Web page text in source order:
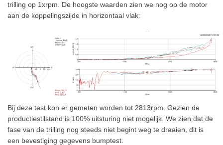
trilling op 1xrpm. De hoogste waarden zien we nog op de motor
aan de koppelingszijde in horizontaal vlak:
Bij deze test kon er gemeten worden tot 2813rpm. Gezien de
productiestilstand is 100% uitsturing niet mogelijk. We zien dat de
fase van de trilling nog steeds niet begint weg te draaien, dit is
een bevestiging gegevens bumptest.